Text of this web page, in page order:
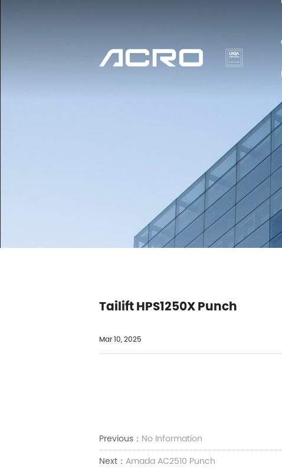
Tailift HPS1250X Punch
Mar 10, 2025
Previous： No Information
Next： Amada AC2510 Punch